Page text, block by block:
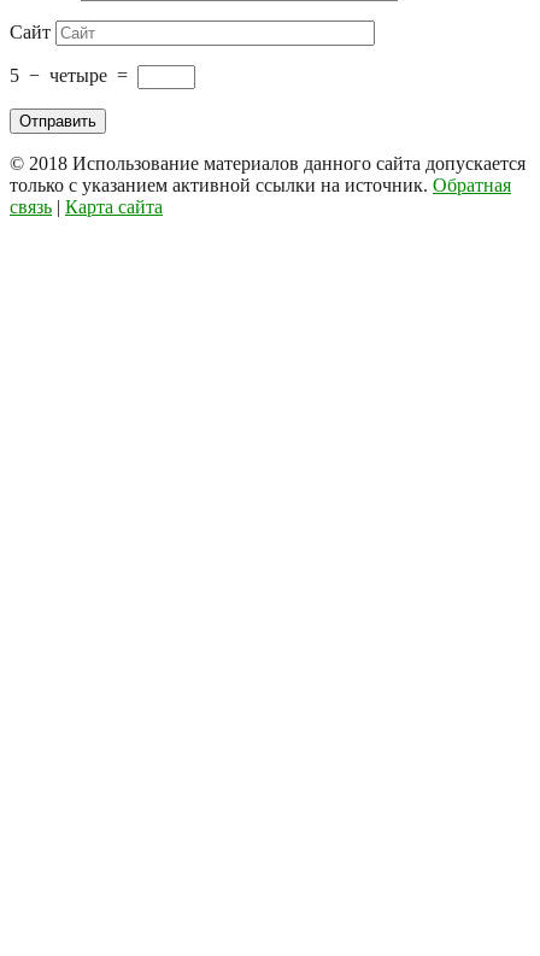
Сайт
5 − четыре =
© 2018 Использование материалов данного сайта допускается
только с указанием активной ссылки на источник. Обратная
связь | Карта сайта